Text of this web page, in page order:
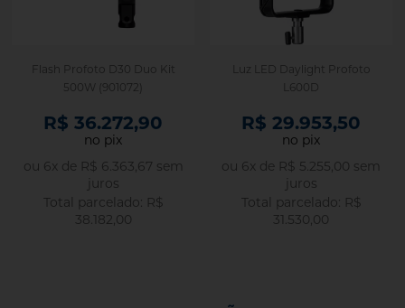
Flash Profoto D30 Duo Kit
500W (901072)
R$
38.182,00
ou 6x de R$ 6.363,67 sem
juros
R$ 36.272,90
no pix
Luz LED Daylight Profoto
L600D
R$
31.530,00
ou 6x de R$ 5.255,00 sem
juros
R$ 29.953,50
no pix